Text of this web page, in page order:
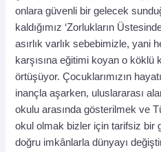
onlara güvenli bir gelecek
kaldığımız ‘Zorlukların
asırlık varlık sebebimizle, yani
karşısına eğitimi koyan o
örtüşüyor. Çocuklarımızın
inançla aşarken, uluslararası
okulu arasında gösterilmek ve
okul olmak bizler için tarifsiz bir
doğru imkânlarla dünyayı